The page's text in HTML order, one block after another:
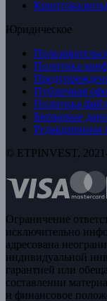
Криптовалюты
Юридическое
Политика
Публичная
Политика
Биржевые
Редакционная
© ETPINVEST,
Ограничение
исключительно
адресована
индивидуальной
гарантией или
составлении
и финансовое